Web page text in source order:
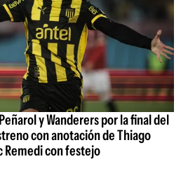
y Wanderers por la final del
con anotación de Thiago
Remedi con festejo